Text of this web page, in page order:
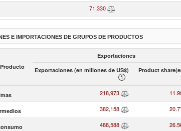
71,330
E IMPORTACIONES DE GRUPOS DE PRODUCTOS
Exportaciones
Exportaciones (en millones de US$)
Product
218,973
382,158
488,588